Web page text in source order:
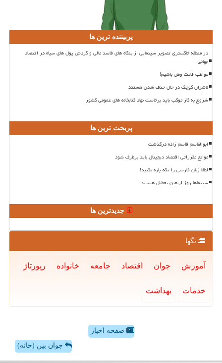
پربیننده ترین ها
در منطقه خاکستری تصویر سینمایی از بنگاه های فاسد مالی و گردش پول های سیاه در اقتصاد
جهانی
مواظب قامت وطن باشیم!
ناشران کوچک در حال حذف شدن هستند
شروع به کار موکب باید برخاست نهاد کتابخانه های عمومی کشور
پربحث ترین ها
ابوالقاسم قاسم زاده درگذشت
موانع مقرراتی اقتصاد دیجیتال باید برطرف شود
لطفا زبان فارسی را تکه پاره نکنید!
سینماها روز اربعین تعطیل هستند
جدیدترین ها
تگها
آموزش جوان اقتصاد جامعه خانواده رپورتاژ
خدمات بهداشت
صفحه اخبار
جوان بین (خانه)